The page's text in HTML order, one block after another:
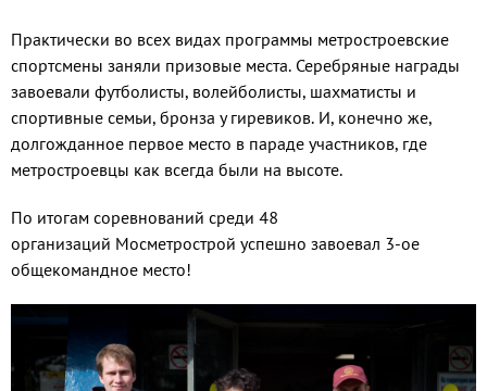
Практически во всех видах программы метростроевские
спортсмены заняли призовые места. Серебряные награды
завоевали футболисты, волейболисты, шахматисты и
спортивные семьи, бронза у гиревиков. И, конечно же,
долгожданное первое место в параде участников, где
метростроевцы как всегда были на высоте.
По итогам соревнований среди 48
организаций Мосметрострой успешно завоевал 3-ое
общекомандное место!